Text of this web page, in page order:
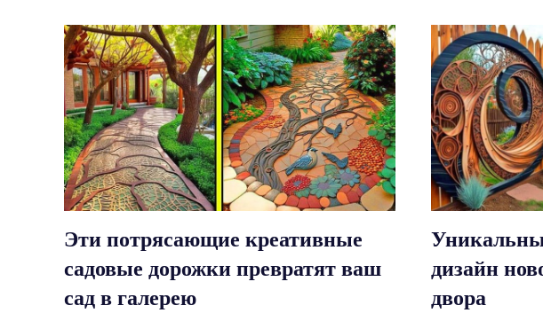
Эти потрясающие креативные
садовые дорожки превратят ваш
сад в галерею
дизайн
двора